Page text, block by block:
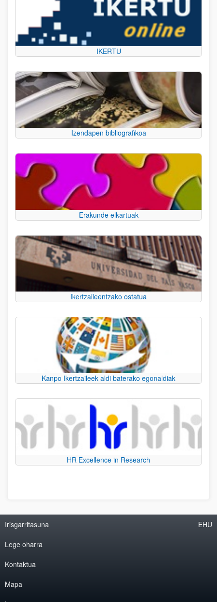
IKERTU
Izendapen bibliografikoa
Erakunde elkartuak
Ikertzaileentzako ostatua
Kanpo Ikertzaileek aldi baterako egonaldiak
HR Excellence in Research
Irisgarritasuna
Lege oharra
Kontaktua
Mapa
EHU